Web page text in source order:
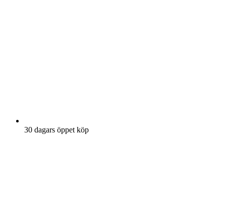
30 dagars öppet köp